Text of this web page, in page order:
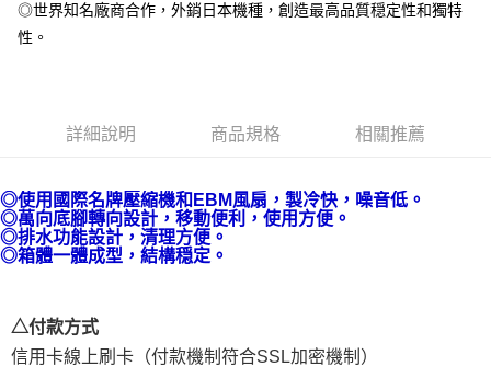
１．於結帳方式選擇「AFTEE先享後付」後，將跳轉至「AFTEE先享後付」
結帳頁面，進行簡訊認證並確認金額後，即可完成結帳。
購買商品的店家。未經商家同意取消之訂單仍視為有效，需透過AFTEE先享
是否繳費成功／繳費後需取消欲退款等相關疑問，請聯繫「AFTEE先享後付
客戶支援中心」https://netprotections.freshdesk.com/support/home
【注意事項】
權轉讓予恩沛科技股份有限公司。
２．關於個人資料處理事宜，請瀏覽以下網址：
https://aftee.tw/terms/#terms3
◎世界知名廠商合作，外銷日本機種，創造最高品質穏定性和獨特
性。
詳細說明 商品規格 相關推薦
◎使用國際名牌壓縮機和EBM風扇，製冷快，噪音低。
◎萬向底腳轉向設計，移動便利，使用方便。
◎排水功能設計，清理方便。
◎箱體一體成型，結構穏定。
△付款方式
信用卡線上刷卡（付款機制符合SSL加密機制）